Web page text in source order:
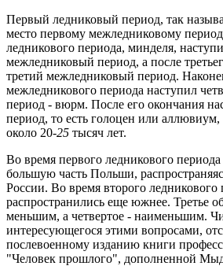
Первый ледниковый период, так
место первому межледниковому
ледникового периода, минделя,
межледниковый период, а после
третий межледниковый период.
межледникового периода наступил
период - вюрм. После его окончания
период, то есть голоцен или
около 20-25 тысяч лет.
Во время первого ледникового
большую часть Польши,
России. Во время второго ледникового
распространились еще южнее. Третье
меньшим, а четвертое - наименьшим.
интересующегося этими вопросами,
послевоенному изданию книги
"Человек прошлого", дополненной